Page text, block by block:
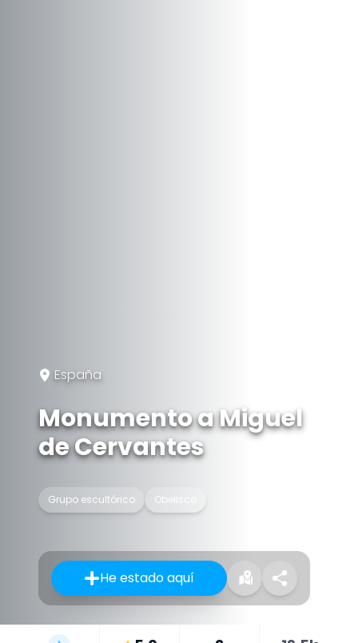
España
Monumento a Miguel
de Cervantes
Grupo escultórico Obelisco
He estado aquí